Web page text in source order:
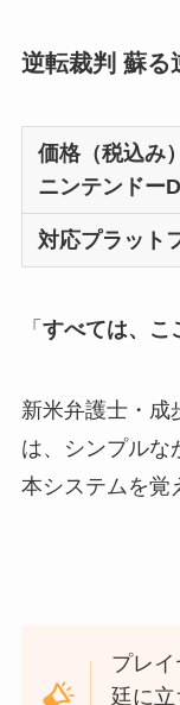
逆転裁判 蘇る
価格（税込み）
ニンテンドー
対応プラット
「 すべては、こ
新米弁護士・成
は、シンプルな
本システムを覚
プレ
廷に